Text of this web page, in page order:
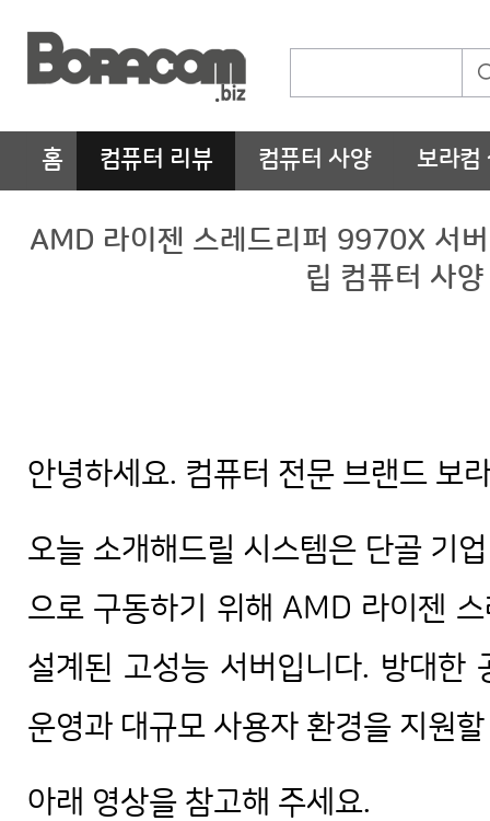
홈 컴퓨터 리뷰 컴퓨터 사양 보라컴
AMD 라이젠 스레드리퍼 9970X 서
립 컴퓨터 사
안녕하세요. 컴퓨터 전문 브랜드 보
오늘 소개해드릴 시스템은 단골 기
으로 구동하기 위해 AMD 라이젠
설계된 고성능 서버입니다. 방대한
운영과 대규모 사용자 환경을 지원
아래 영상을 참고해 주세요.